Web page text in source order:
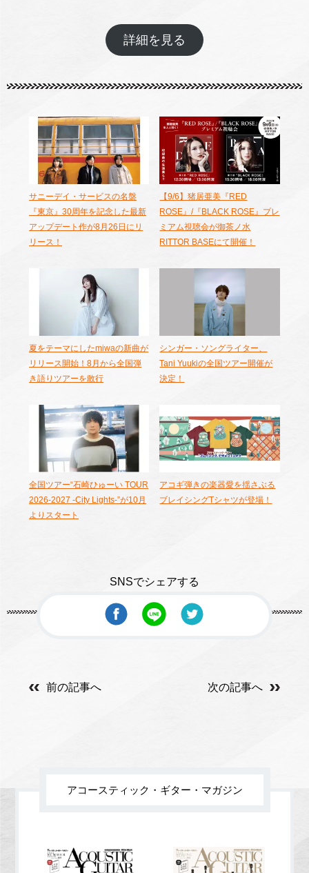
詳細を見る
サニーデイ・サービスの名盤
『東京』30周年を記念した最新
アップデート作が8月26日にリ
リース！
【9/6】猪居亜美『RED
ROSE』/『BLACK ROSE』プレ
ミアム視聴会が御茶ノ水
RITTOR BASEにて開催！
夏をテーマにしたmiwaの新曲が
リリース開始！8月から全国弾
き語りツアーを敢行
シンガー・ソングライター、
Tani Yuukiの全国ツアー開催が
決定！
全国ツアー“石崎ひゅーい TOUR
2026-2027 -City Lights-”が10月
よりスタート
アコギ弾きの楽器愛を揺さぶる
ブレイシングTシャツが登場！
SNSでシェアする
前の記事へ 次の記事へ
アコースティック・ギター・マガジン